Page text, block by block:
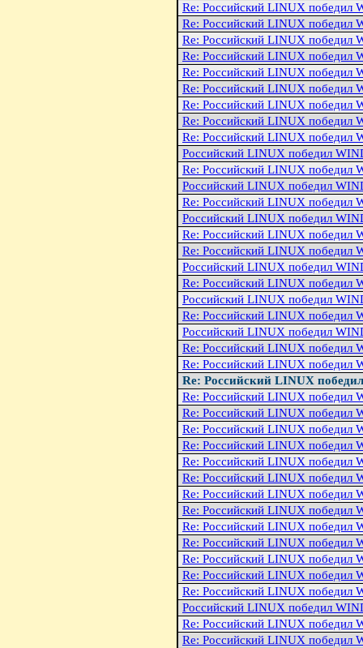
Re: Российский LINUX победил
Re: Российский LINUX победил
Re: Российский LINUX победил
Re: Российский LINUX победил
Re: Российский LINUX победил
Re: Российский LINUX победил
Re: Российский LINUX победил
Re: Российский LINUX победил
Re: Российский LINUX победил
Российский LINUX победил
Re: Российский LINUX победил
Российский LINUX победил
Re: Российский LINUX победил
Российский LINUX победил
Re: Российский LINUX победил
Re: Российский LINUX победил
Российский LINUX победил
Re: Российский LINUX победил
Российский LINUX победил
Re: Российский LINUX победил
Российский LINUX победил
Re: Российский LINUX победил
Re: Российский LINUX победил
Re: Российский LINUX
Re: Российский LINUX победил
Re: Российский LINUX победил
Re: Российский LINUX победил
Re: Российский LINUX победил
Re: Российский LINUX победил
Re: Российский LINUX победил
Re: Российский LINUX победил
Re: Российский LINUX победил
Re: Российский LINUX победил
Re: Российский LINUX победил
Re: Российский LINUX победил
Re: Российский LINUX победил
Re: Российский LINUX победил
Российский LINUX победил
Re: Российский LINUX победил
Re: Российский LINUX победил